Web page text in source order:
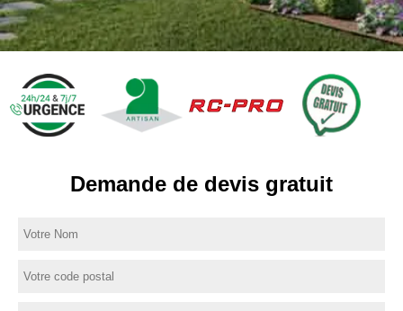
Demande de devis gratuit